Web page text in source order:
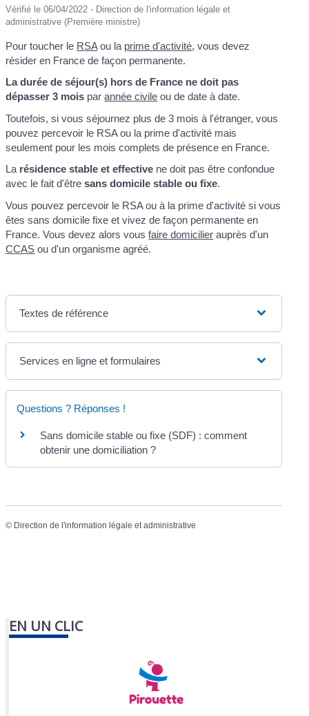
Vérifié le 06/04/2022 - Direction de l'information légale et
administrative (Première ministre)
Pour toucher le RSAou la prime d'activité, vous devez
résider en France de façon permanente.
La durée de séjour(s) hors de France ne doit pas
dépasser 3 mois parannée civile ou de date à date.
Toutefois, si vous séjournez plus de 3 mois à l'étranger, vous
pouvez percevoir le RSA ou la prime d'activité mais
seulement pour les mois complets de présence en France.
La résidence stable et effective ne doit pas être confondue
avec le fait d'êtresans domicile stable ou fixe.
Vous pouvez percevoir le RSA ou à la prime d'activité si vous
êtes sans domicile fixe et vivez de façon permanente en
France. Vous devez alors vousfaire domicilier auprès d'un
CCAS ou d'un organisme agréé.
Textes de référence
Services en ligne et formulaires
Questions ? Réponses !
Sans domicile stable ou fixe (SDF) : comment
obtenir une domiciliation ?
© Direction de l'information légale et administrative
EN UN CLIC